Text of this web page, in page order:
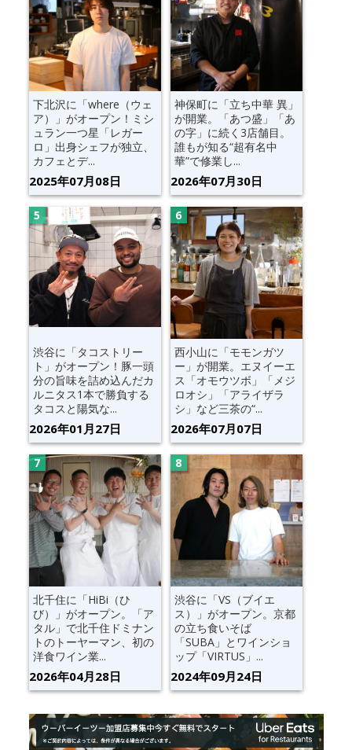
下北沢に「where（ウェ
ア）」がオープン！ミシ
ュラン一つ星「レガー
ロ」出身シェフが独立、
カフェとデ...
2025年07月08日
神保町に「立ち中華 異」
が開業。「あつ盛」「あ
の字」に続く3店舗目。
誰もが知る“超有名中
華”で修業し...
2026年07月30日
渋谷に「タコストリー
ト」がオープン！豚一頭
分の旨味を詰め込んだカ
ルニタス1本で勝負する
タコスと陽気な...
2026年01月27日
西小山に「モモンガツ
ー」が開業。エヌイーエ
ス「オモウツボ」「メジ
ロオシ」「アライザラ
シ」など三茶の“...
2026年07月07日
北千住に「HiBi（ひ
び）」がオープン。「ア
タル」で北千住ドミナン
トのトーヤーマン、初の
洋食ワイン業...
2026年04月28日
渋谷に「VS（ブイエ
ス）」がオープン。京都
の立ち食いそば
「SUBA」とワインショ
ップ「VIRTUS」...
2024年09月24日